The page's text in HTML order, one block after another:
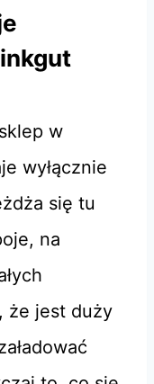
w
wyłącznie
się tu
na
że jest duży